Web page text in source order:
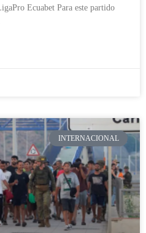
Ecuabet Para este partido
INTERNACIONAL